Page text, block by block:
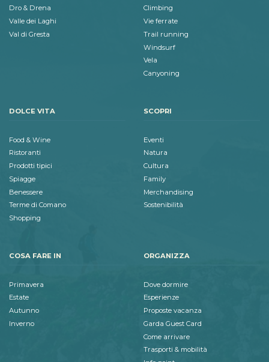
Dro & Drena
Valle dei Laghi
Val di Gresta
Climbing
Vie ferrate
Trail running
Windsurf
Vela
Canyoning
DOLCE VITA
Food & Wine
Ristoranti
Prodotti tipici
Spiagge
Benessere
Terme di Comano
Shopping
SCOPRI
Eventi
Natura
Cultura
Family
Merchandising
Sostenibilità
COSA FARE IN
Primavera
Estate
Autunno
Inverno
ORGANIZZA
Dove dormire
Esperienze
Proposte vacanza
Garda Guest Card
Come arrivare
Trasporti & mobilità